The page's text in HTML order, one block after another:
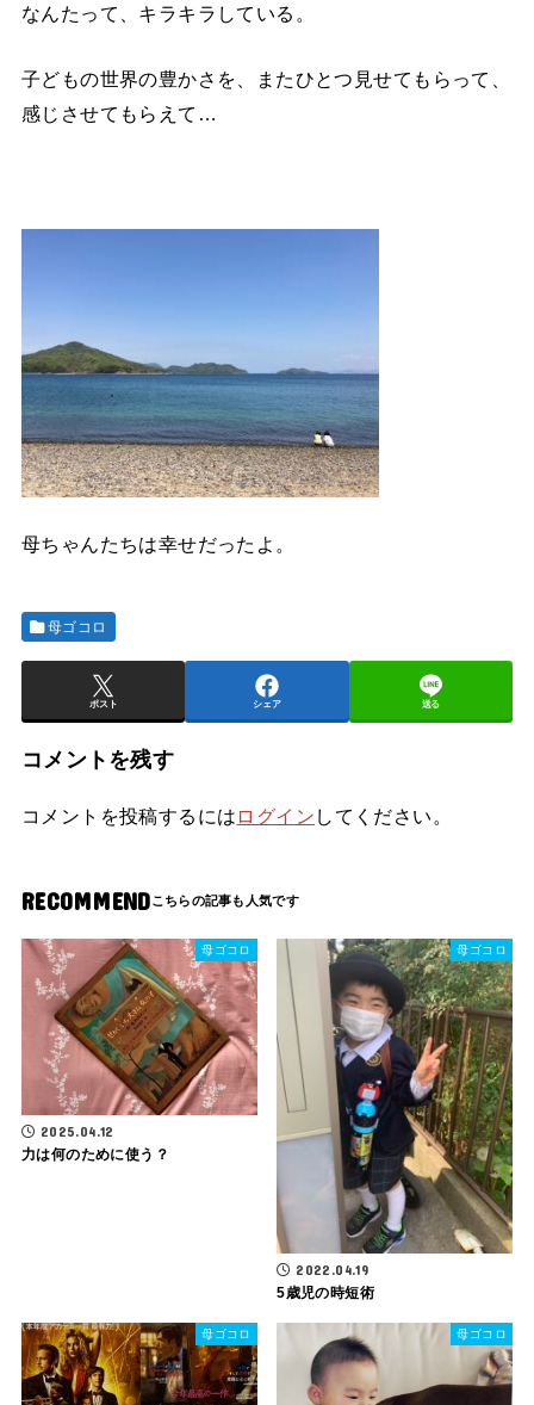
なんたって、キラキラしている。
子どもの世界の豊かさを、またひとつ見せてもらって、
感じさせてもらえて…
母ちゃんたちは幸せだったよ。
母ゴコロ
ポスト シェア 送る
コメントを残す
コメントを投稿するには ログイン してください。
RECOMMEND
母ゴコロ
2025.04.12
力は何のために使う？
母ゴコロ
2022.04.19
5歳児の時短術
母ゴコロ 母ゴコロ